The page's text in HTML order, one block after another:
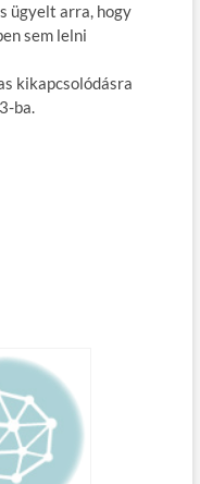
ügyelt arra, hogy
sem lelni
kikapcsolódásra
ba.